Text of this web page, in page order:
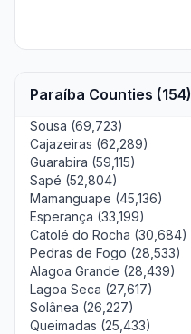
Paraíba Counties (154)
Sousa (69,723)
Cajazeiras (62,289)
Guarabira (59,115)
Sapé (52,804)
Mamanguape (45,136)
Esperança (33,199)
Catolé do Rocha (30,684)
Pedras de Fogo (28,533)
Alagoa Grande (28,439)
Lagoa Seca (27,617)
Solânea (26,227)
Queimadas (25,433)